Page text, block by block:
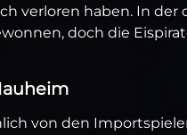
verloren haben. In der
doch die
von den